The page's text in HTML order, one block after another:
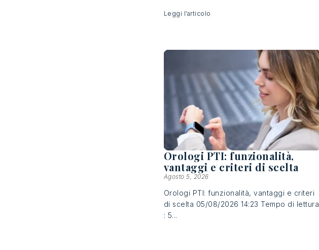
Leggi l’articolo
Orologi PTI: funzionalità,
vantaggi e criteri di scelta
Agosto 5, 2026
Orologi PTI: funzionalità, vantaggi e criteri
di scelta 05/08/2026 14:23 Tempo di lettura
: 5...